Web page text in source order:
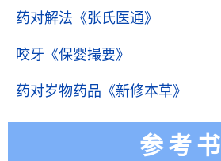
药对解法 《张氏医通》
咬牙 《保婴撮要》
药对岁物药品 《新修本草》
参考书